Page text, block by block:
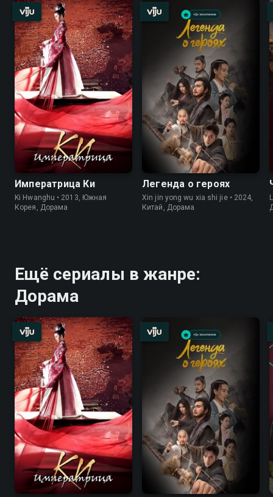
Императрица Ки
Ki Hwanghu • 2013, Южная
Корея, Дорама
Легенда о героях
Xin jin yong wu xia shi jie • 2024,
Китай, Дорама
Ещё сериалы в жанре:
Дорама